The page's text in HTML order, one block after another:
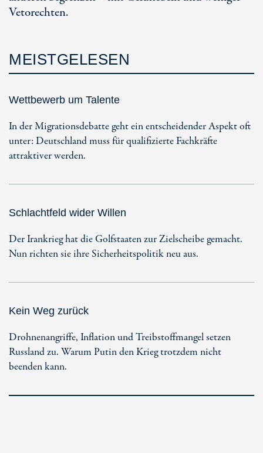
Vetorechten.
MEISTGELESEN
Wettbewerb um Talente
In der Migrationsdebatte geht ein entscheidender Aspekt oft
unter: Deutschland muss für qualifizierte Fachkräfte
attraktiver werden.
Schlachtfeld wider Willen
Der Irankrieg hat die Golfstaaten zur Zielscheibe gemacht.
Nun richten sie ihre Sicherheitspolitik neu aus.
Kein Weg zurück
Drohnenangriffe, Inflation und Treibstoffmangel setzen
Russland zu. Warum Putin den Krieg trotzdem nicht
beenden kann.